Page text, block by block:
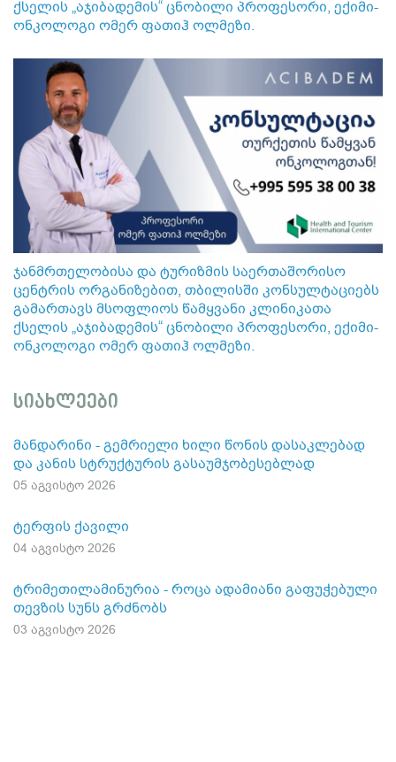
ქსელის „აჯიბადემის“ ცნობილი პროფესორი, ექიმი-
ონკოლოგი ომერ ფათიჰ ოლმეზი.
ჯანმრთელობისა და ტურიზმის საერთაშორისო
ცენტრის ორგანიზებით, თბილისში კონსულტაციებს
გამართავს მსოფლიოს წამყვანი კლინიკათა
ქსელის „აჯიბადემის“ ცნობილი პროფესორი, ექიმი-
ონკოლოგი ომერ ფათიჰ ოლმეზი.
სიახლეები
მანდარინი - გემრიელი ხილი წონის დასაკლებად
და კანის სტრუქტურის გასაუმჯობესებლად
05 აგვისტო 2026
ტერფის ქავილი
04 აგვისტო 2026
ტრიმეთილამინურია - როცა ადამიანი გაფუჭებული
თევზის სუნს გრძნობს
03 აგვისტო 2026